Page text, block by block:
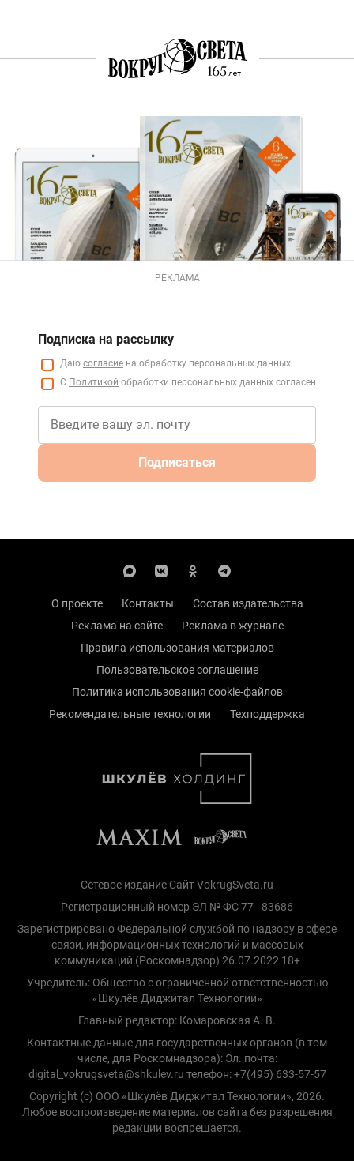
РЕКЛАМА
Подписка на рассылку
Даю согласие на обработку персональных данных
С Политикой обработки персональных данных согласен
Подписаться
О проекте Контакты
Состав издательства
Реклама на сайте
Реклама в журнале
Правила использования материалов
Пользовательское соглашение
Политика использования cookie-файлов
Рекомендательные технологии
Техподдержка
Сетевое издание Сайт VokrugSveta.ru
Регистрационный номер ЭЛ № ФС 77 - 83686
Зарегистрировано Федеральной службой по надзору в сфере
связи, информационных технологий и массовых
коммуникаций (Роскомнадзор) 26.07.2022 18+
Учредитель: Общество с ограниченной ответственностью
«Шкулёв Диджитал Технологии»
Главный редактор: Комаровская А. В.
Контактные данные для государственных органов (в том
числе, для Роскомнадзора): Эл. почта:
digital_vokrugsveta@shkulev.ru телефон: +7(495) 633-57-57
Copyright (с) ООО «Шкулёв Диджитал Технологии», 2026.
Любое воспроизведение материалов сайта без разрешения
редакции воспрещается.